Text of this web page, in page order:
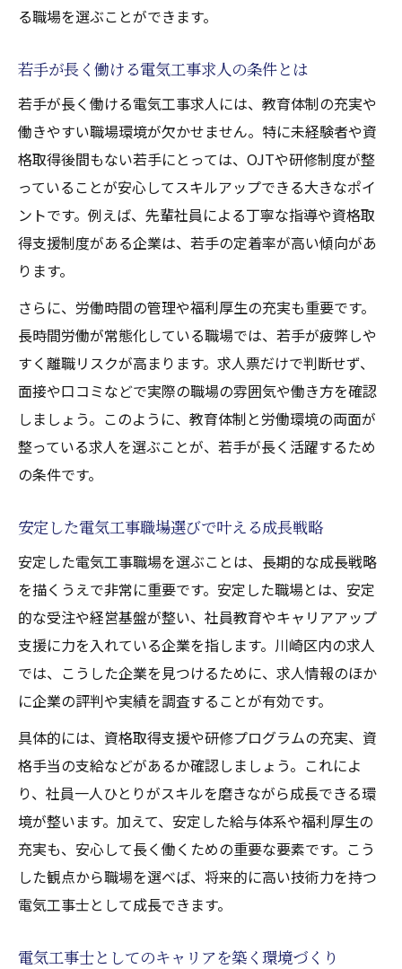
る職場を選ぶことができます。
若手が長く働ける電気工事求人の条件とは
若手が長く働ける電気工事求人には、教育体制の充実や
働きやすい職場環境が欠かせません。特に未経験者や資
格取得後間もない若手にとっては、OJTや研修制度が整
っていることが安心してスキルアップできる大きなポイ
ントです。例えば、先輩社員による丁寧な指導や資格取
得支援制度がある企業は、若手の定着率が高い傾向があ
ります。
さらに、労働時間の管理や福利厚生の充実も重要です。
長時間労働が常態化している職場では、若手が疲弊しや
すく離職リスクが高まります。求人票だけで判断せず、
面接や口コミなどで実際の職場の雰囲気や働き方を確認
しましょう。このように、教育体制と労働環境の両面が
整っている求人を選ぶことが、若手が長く活躍するため
の条件です。
安定した電気工事職場選びで叶える成長戦略
安定した電気工事職場を選ぶことは、長期的な成長戦略
を描くうえで非常に重要です。安定した職場とは、安定
的な受注や経営基盤が整い、社員教育やキャリアアップ
支援に力を入れている企業を指します。川崎区内の求人
では、こうした企業を見つけるために、求人情報のほか
に企業の評判や実績を調査することが有効です。
具体的には、資格取得支援や研修プログラムの充実、資
格手当の支給などがあるか確認しましょう。これによ
り、社員一人ひとりがスキルを磨きながら成長できる環
境が整います。加えて、安定した給与体系や福利厚生の
充実も、安心して長く働くための重要な要素です。こう
した観点から職場を選べば、将来的に高い技術力を持つ
電気工事士として成長できます。
電気工事士としてのキャリアを築く環境づくり